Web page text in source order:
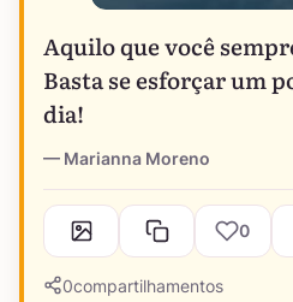
Aquilo que você
Basta se esforçar um
dia!
Marianna Moreno
0
0compartilhamentos